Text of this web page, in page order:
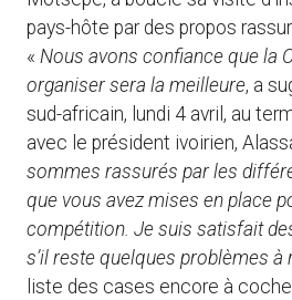
pays-hôte par des propos
« Nous avons confiance que la
organiser sera la meilleure, a
sud-africain, lundi 4 avril, au
avec le président ivoirien,
sommes rassurés par les
que vous avez mises en place
compétition. Je suis satisfait
s’il reste quelques problèmes à
liste des cases encore à